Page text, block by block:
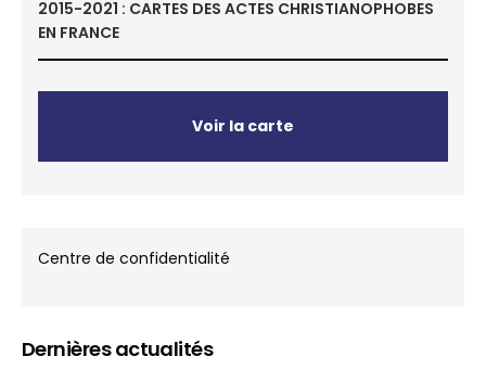
2015-2021 : CARTES DES ACTES CHRISTIANOPHOBES
EN FRANCE
Voir la carte
Centre de confidentialité
Dernières actualités